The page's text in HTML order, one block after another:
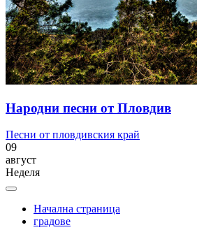
Народни песни от Пловдив
Песни от пловдивския край
09
август
Неделя
Начална страница
градове